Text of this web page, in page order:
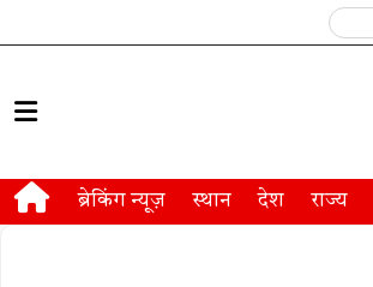
ब्रेकिंग न्यूज़ स्थान देश राज्य